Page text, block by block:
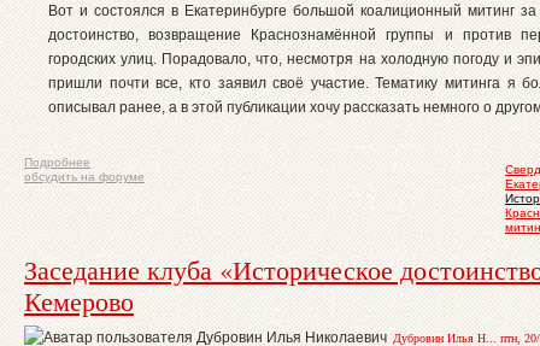
Вот и состоялся в Екатеринбурге большой коалиционный митинг за
достоинство, возвращение Краснознамённой группы и против
городских улиц. Порадовало, что, несмотря на холодную погоду и
пришли почти все, кто заявил своё участие. Тематику митинга я
описывал ранее, а в этой публикации хочу рассказать немного о
Подробнее
обсудить на форуме
Заседание клуба «Историческое
Кемерово
Дубровин Илья Н... птн,